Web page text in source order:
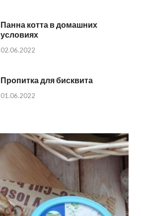
Панна котта в домашних
условиях
02.06.2022
Пропитка для бисквита
01.06.2022